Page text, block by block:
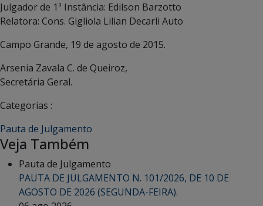
Julgador de 1ª Instância: Edilson Barzotto
Relatora: Cons. Gigliola Lilian Decarli Auto
Campo Grande, 19 de agosto de 2015.
Arsenia Zavala C. de Queiroz,
Secretária Geral.
Categorias :
Pauta de Julgamento
Veja Também
Pauta de Julgamento
PAUTA DE JULGAMENTO N. 101/2026, DE 10 DE
AGOSTO DE 2026 (SEGUNDA-FEIRA).